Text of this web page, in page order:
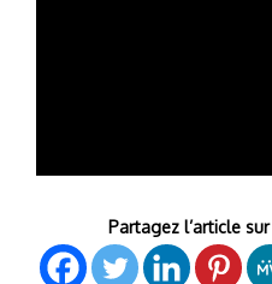
Partagez l’article